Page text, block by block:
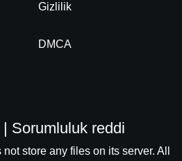
Gizlilik
DMCA
Sorumluluk reddi
store any files on its server. All